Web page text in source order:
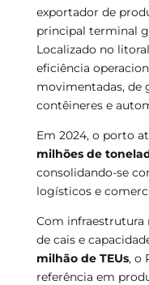
exportador de
principal terminal
Localizado no
eficiência
movimentadas, de
contêineres e
Em 2024, o porto
milhões de
consolidando-se
logísticos e
Com infraestrutura
de cais e
milhão de TEUs, o
referência em